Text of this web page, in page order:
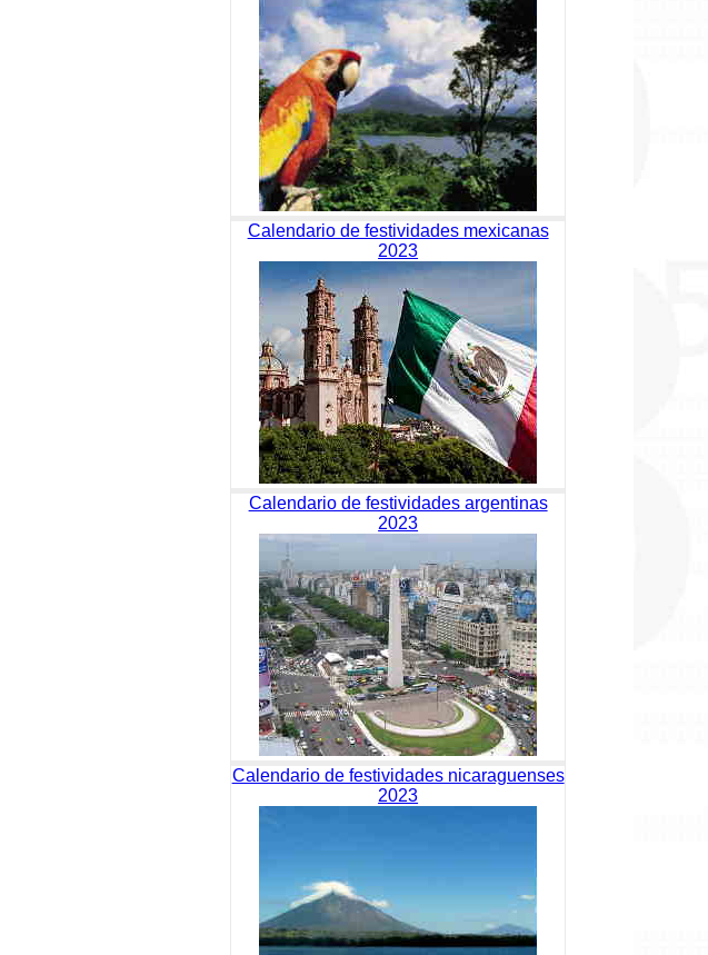
Calendario de festividades mexicanas
2023
Calendario de festividades argentinas
2023
Calendario de festividades nicaraguenses
2023